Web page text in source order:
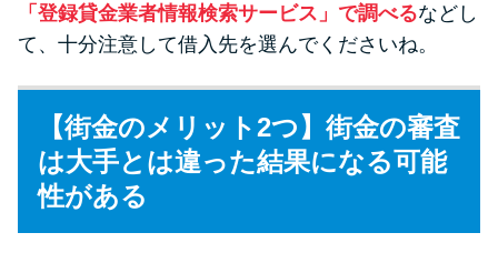
「登録貸金業者情報検索サービス」で調べるなどし
て、十分注意して借入先を選んでくださいね。
【街金のメリット2つ】街金の審査
は大手とは違った結果になる可能
性がある